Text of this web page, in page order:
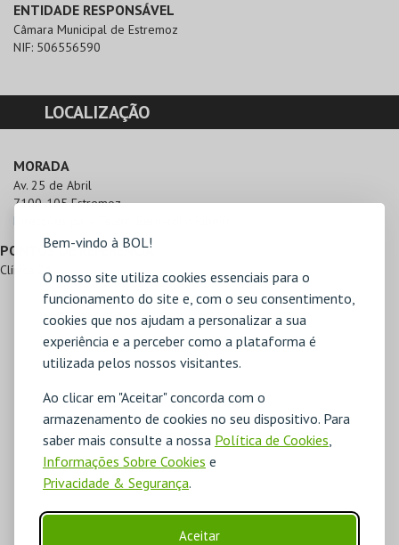
Bem-vindo à BOL!
O nosso site utiliza cookies essenciais para o
funcionamento do site e, com o seu consentimento,
cookies que nos ajudam a personalizar a sua
experiência e a perceber como a plataforma é
utilizada pelos nossos visitantes.
Ao clicar em "Aceitar" concorda com o
armazenamento de cookies no seu dispositivo. Para
saber mais consulte a nossa Política de Cookies
Informações Sobre Cookies e
Privacidade & Segurança.
Aceitar
ENTIDADE RESPONSÁVEL
Câmara Municipal de Estremoz
NIF: 506556590
LOCALIZAÇÃO
MORADA
Av. 25 de Abril
7100-105 Estremoz
Direcções para Teatro Bernardim Ribeiro
PONTOS DE REFERÊNCIA
Clínica 24